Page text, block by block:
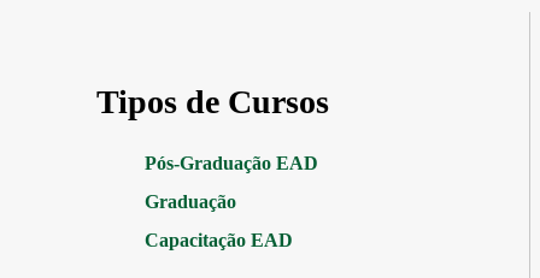
Tipos de Cursos
Pós-Graduação EAD
Graduação
Capacitação EAD